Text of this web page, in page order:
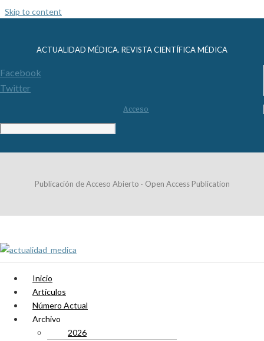
Skip to content
ACTUALIDAD MÉDICA. REVISTA CIENTÍFICA MÉDICA
Facebook
Twitter
Acceso
Publicación de Acceso Abierto · Open Access Publication
Inicio
Artículos
Número Actual
Archivo
2026